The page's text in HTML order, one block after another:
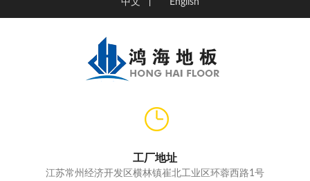
中文 English
工厂地址
江苏常州经济开发区横林镇崔北工业区环蓉西路1号